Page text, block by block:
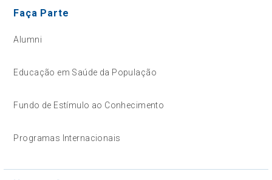
Faça Parte
Alumni
Educação em Saúde da População
Fundo de Estímulo ao Conhecimento
Programas Internacionais